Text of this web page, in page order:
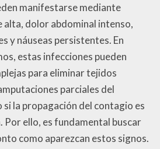
manifestarse mediante
alta, dolor abdominal intenso,
y náuseas persistentes. En
estas infecciones pueden
para eliminar tejidos
parciales del
la propagación del contagio es
Por ello, es fundamental buscar
como aparezcan estos signos.